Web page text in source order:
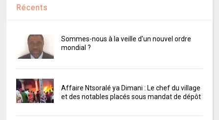
Récents
Sommes-nous à la veille d'un nouvel ordre
mondial ?
Affaire Ntsoralé ya Dimani : Le chef du village
et des notables placés sous mandat de dépôt